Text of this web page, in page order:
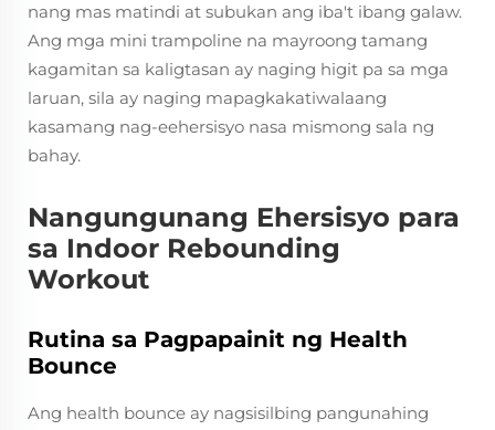
nang mas matindi at subukan ang iba't ibang galaw.
Ang mga mini trampoline na mayroong tamang
kagamitan sa kaligtasan ay naging higit pa sa mga
laruan, sila ay naging mapagkakatiwalaang
kasamang nag-eehersisyo nasa mismong sala ng
bahay.
Nangungunang Ehersisyo para
sa Indoor Rebounding
Workout
Rutina sa Pagpapainit ng Health
Bounce
Ang health bounce ay nagsisilbing pangunahing